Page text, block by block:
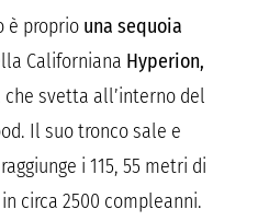
è proprio una sequoia
Californiana Hyperion,
svetta all’interno del
Il suo tronco sale e
i 115, 55 metri di
circa 2500 compleanni.